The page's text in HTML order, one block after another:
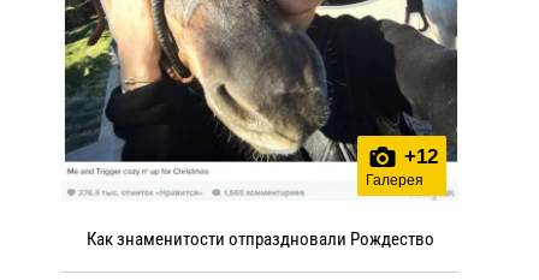
+12
Галерея
Как знаменитости отпраздновали Рождество